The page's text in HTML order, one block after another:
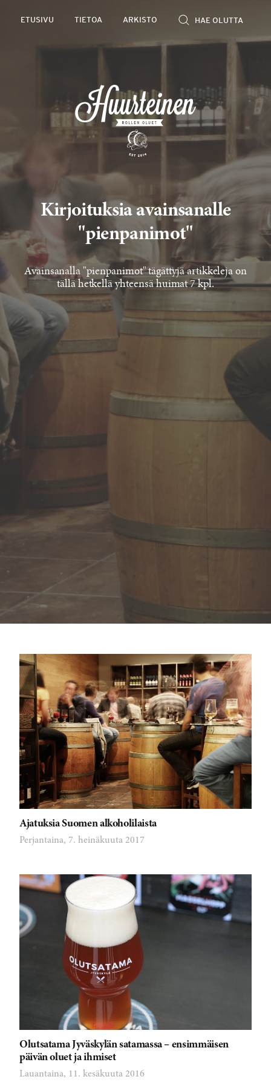
ETUSIVU TIETOA ARKISTO
Kirjoituksia avainsanalle
"pienpanimot"
Avainsanalla "pienpanimot" tägättyjä artikkeleja on
tällä hetkellä yhteensä huimat 7 kpl.
Ajatuksia Suomen alkoholilaista
Perjantaina, 7. heinäkuuta 2017
Olutsatama Jyväskylän satamassa – ensimmäisen
päivän oluet ja ihmiset
Lauantaina, 11. kesäkuuta 2016